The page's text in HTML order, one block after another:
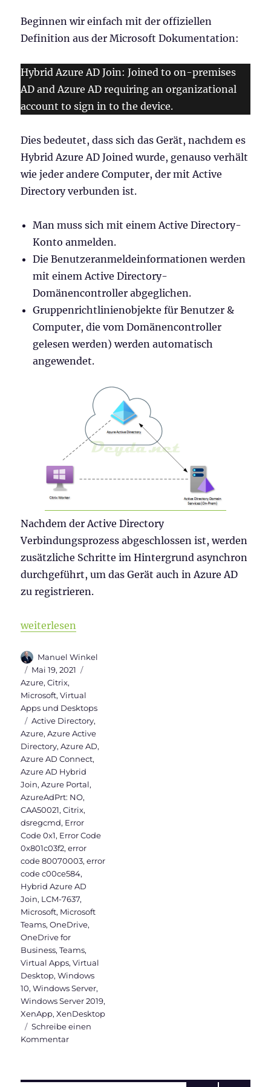
Beginnen wir einfach mit der offiziellen
Definition aus der Microsoft Dokumentation:
Hybrid Azure AD Join: Joined to on-premises
AD and Azure AD requiring an organizational
account to sign in to the device.
Dies bedeutet, dass sich das Gerät, nachdem es
Hybrid Azure AD Joined wurde, genauso verhält
wie jeder andere Computer, der mit Active
Directory verbunden ist.
Man muss sich mit einem Active Directory-
Konto anmelden.
Die Benutzeranmeldeinformationen werden
mit einem Active Directory-
Domänencontroller abgeglichen.
Gruppenrichtlinienobjekte für Benutzer &
Computer, die vom Domänencontroller
gelesen werden) werden automatisch
angewendet.
Nachdem der Active Directory
Verbindungsprozess abgeschlossen ist, werden
zusätzliche Schritte im Hintergrund asynchron
durchgeführt, um das Gerät auch in Azure AD
zu registrieren.
„Warum sollte ein Windows Server 2019 VDI
weiterlesen
Autor
Manuel Winkel
Veröffentlicht
am
Mai 19, 2021
Azure,Citrix,
Microsoft,Virtual
Apps und Desktops
Schlagwörter
Active Directory,
Azure,Azure Active
Directory,Azure AD,
Azure AD Connect,
Azure AD Hybrid
Join,Azure Portal,
AzureAdPrt: NO,
CAA50021,Citrix,
dsregcmd, Error
Code 0x1, Error Code
0x801c03f2,error
code 80070003,error
code c00ce584,
Hybrid Azure AD
Join, LCM-7637,
Microsoft, Microsoft
Teams,OneDrive,
OneDrive for
Business,Teams,
Virtual Apps,Virtual
Desktop,Windows
10,Windows Server,
Windows Server 2019,
XenApp,XenDesktop
Schreibe einen
Kommentarzu